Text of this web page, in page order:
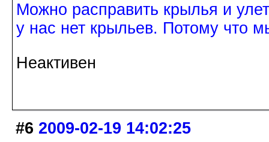
Можно расправить крылья и
у нас нет крыльев. Потому что
Неактивен
#6 2009-02-19 14:02:25